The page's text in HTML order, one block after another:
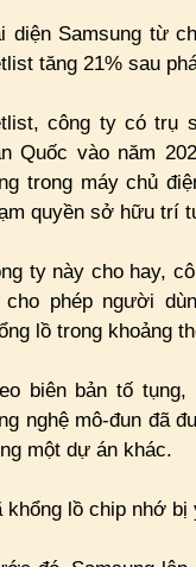
diện Samsung từ
tăng 21% sau
công ty có trụ
Quốc vào năm
trong máy chủ
quyền sở hữu trí
ty này cho hay,
cho phép người
lồ trong khoảng
biên bản tố
nghệ mô-đun đã
một dự án khác.
khổng lồ chip nhớ